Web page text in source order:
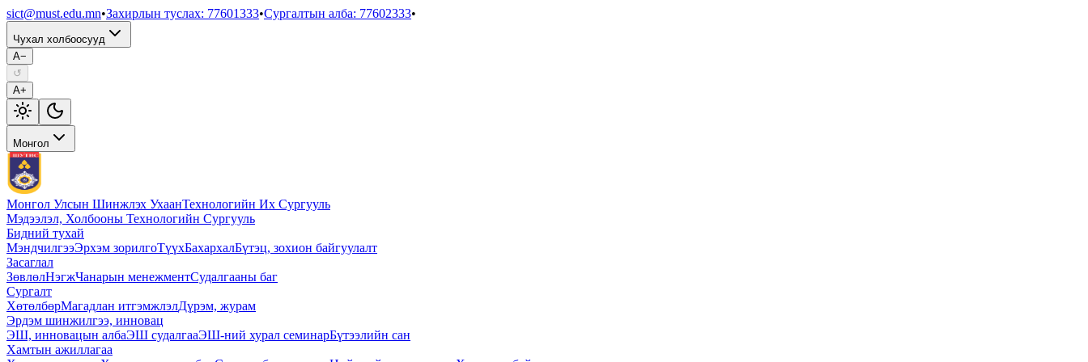
sict@must.edu.mn•Захирлын туслах: 77601333•Сургалтын алба: 77602333•
Чухал холбоосууд
A−
↺
A+
Монгол
Монгол Улсын Шинжлэх УхаанТехнологийн Их Сургууль
Мэдээлэл, Холбооны Технологийн Сургууль
Бидний тухай
МэндчилгээЭрхэм зорилгоТүүхБахархалБүтэц, зохион байгуулалт
Засаглал
ЗөвлөлНэгжЧанарын менежментСудалгааны баг
Сургалт
ХөтөлбөрМагадлан итгэмжлэлДүрэм, журам
Эрдэм шинжилгээ, инновац
ЭШ, инновацын албаЭШ судалгааЭШ-ний хурал семинарБүтээлийн сан
Хамтын ажиллагаа